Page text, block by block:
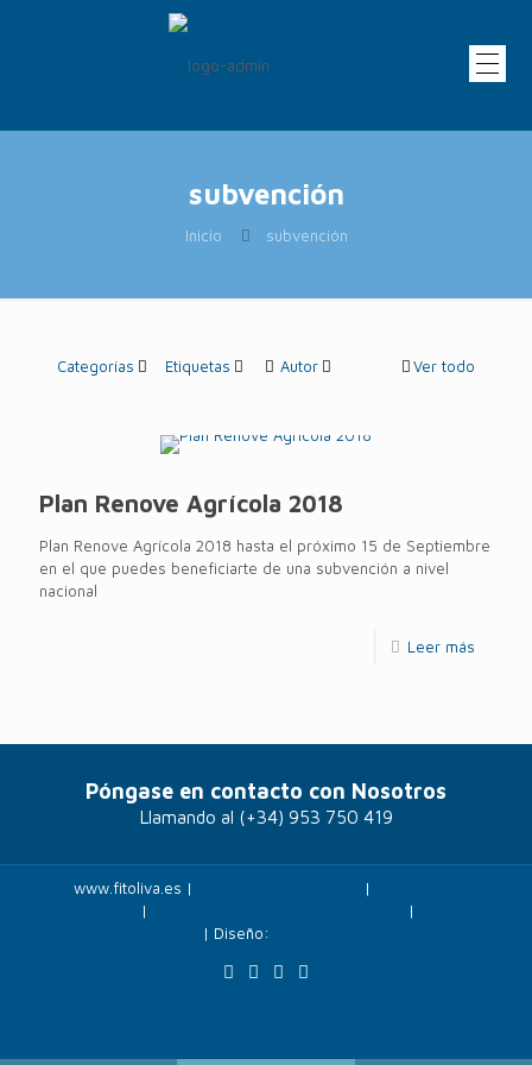
subvención
Inicio subvención
Categorías Etiquetas Autor Ver todo
Plan Renove Agrícola 2018
Plan Renove Agrícola 2018 hasta el próximo 15 de Septiembre
en el que puedes beneficiarte de una subvención a nivel
nacional
Leer más
Póngase en contacto con Nosotros
Llamando al (+34) 953 750 419
www.fitoliva.es | |
| |
| Diseño: